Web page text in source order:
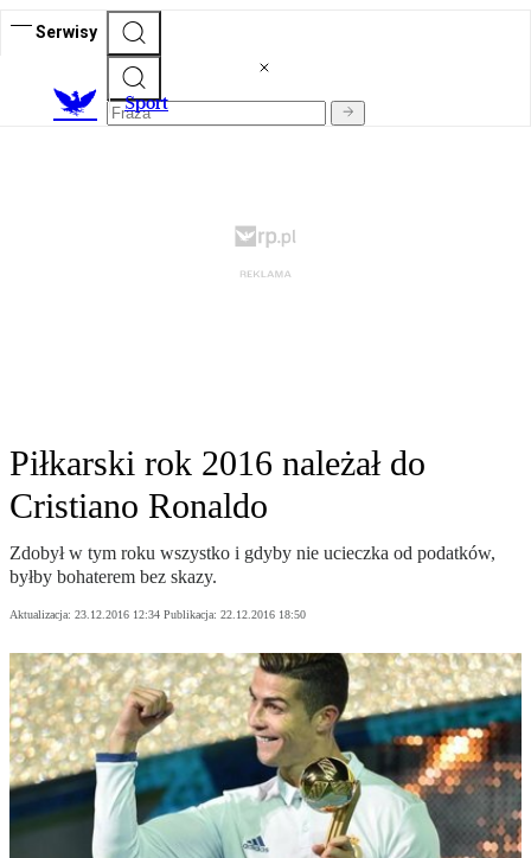
Serwisy
Sport
Piłkarski rok 2016 należał do
Cristiano Ronaldo
Zdobył w tym roku wszystko i gdyby nie ucieczka od podatków,
byłby bohaterem bez skazy.
Aktualizacja: 23.12.2016 12:34 Publikacja: 22.12.2016 18:50